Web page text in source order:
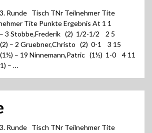
Runde Tisch TNr Teilnehmer Tite
Tite Punkte Ergebnis At 1 1
3 Stobbe,Frederik (2) 1/2-1/2 2 5
– 2 Gruebner,Christo (2) 0-1 3 15
– 19 Ninnemann,Patric (1½) 1-0 4 11
– …
Runde Tisch TNr Teilnehmer Tite